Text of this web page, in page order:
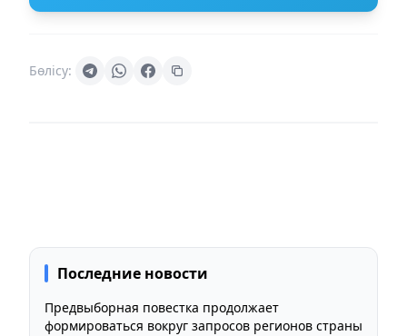
Бөлісу:
Последние новости
Предвыборная повестка продолжает
формироваться вокруг запросов регионов страны